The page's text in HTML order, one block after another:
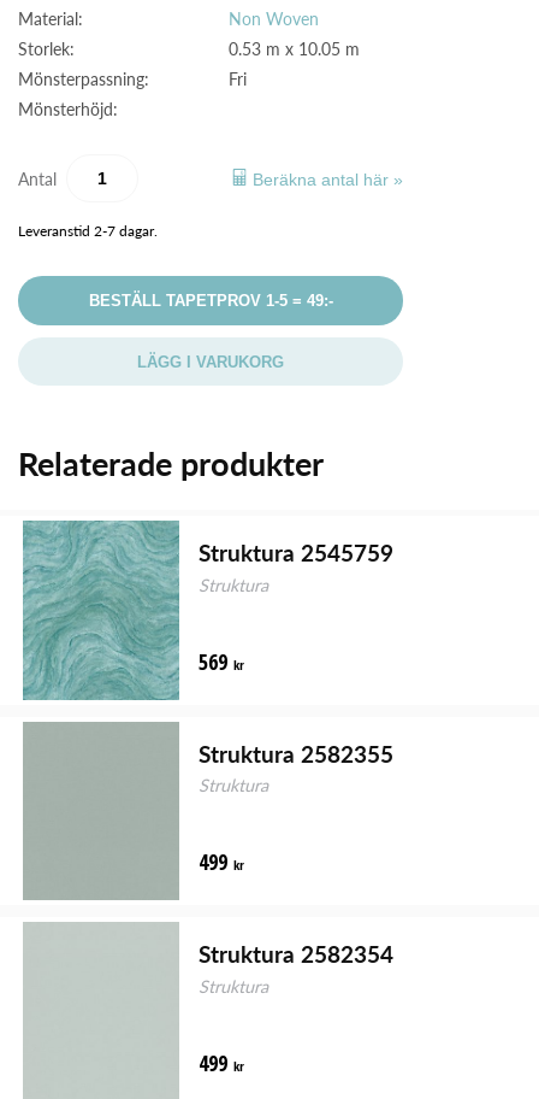
Material:
Non Woven
Storlek:
0.53 m x 10.05 m
Mönsterpassning:
Fri
Mönsterhöjd:
Antal Beräkna antal här »
Leveranstid 2-7 dagar.
BESTÄLL TAPETPROV 1-5 = 49:-
LÄGG I VARUKORG
Relaterade produkter
Struktura 2545759
Struktura
569 kr
Struktura 2582355
Struktura
499 kr
Struktura 2582354
Struktura
499 kr